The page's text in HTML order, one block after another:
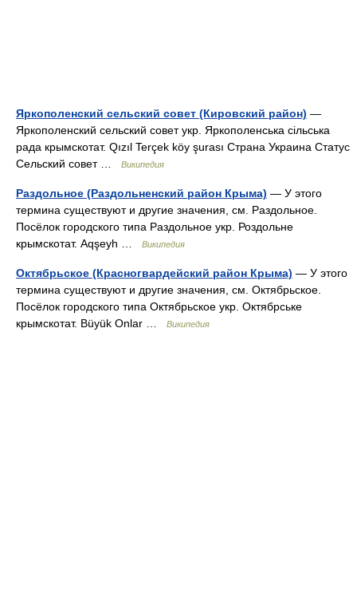
Яркополенский сельский совет (Кировский район) —
Яркополенский сельский совет укр. Яркополенська сільська
рада крымскотат. Qızıl Terçek köy şurası Страна Украина Статус
Сельский совет …
Википедия
Раздольное (Раздольненский район Крыма) — У этого
термина существуют и другие значения, см. Раздольное.
Посёлок городского типа Раздольное укр. Роздольне
крымскотат. Aqşeyh …
Википедия
Октябрьское (Красногвардейский район Крыма) — У этого
термина существуют и другие значения, см. Октябрьское.
Посёлок городского типа Октябрьское укр. Октябрське
крымскотат. Büyük Onlar …
Википедия